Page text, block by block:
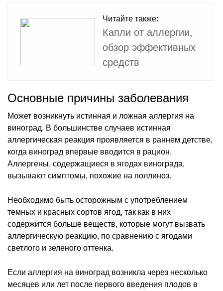
Читайте также:
Капли от аллергии,
обзор эффективных
средств
Основные причины заболевания
Может возникнуть истинная и ложная аллергия на
виноград. В большинстве случаев истинная
аллергическая реакция проявляется в раннем детстве,
когда виноград впервые вводится в рацион.
Аллергены, содержащиеся в ягодах винограда,
вызывают симптомы, похожие на поллиноз.
Необходимо быть осторожным с употреблением
темных и красных сортов ягод, так как в них
содержится больше веществ, которые могут вызвать
аллергическую реакцию, по сравнению с ягодами
светлого и зеленого оттенка.
Если аллергия на виноград возникла через несколько
месяцев или лет после первого введения плодов в